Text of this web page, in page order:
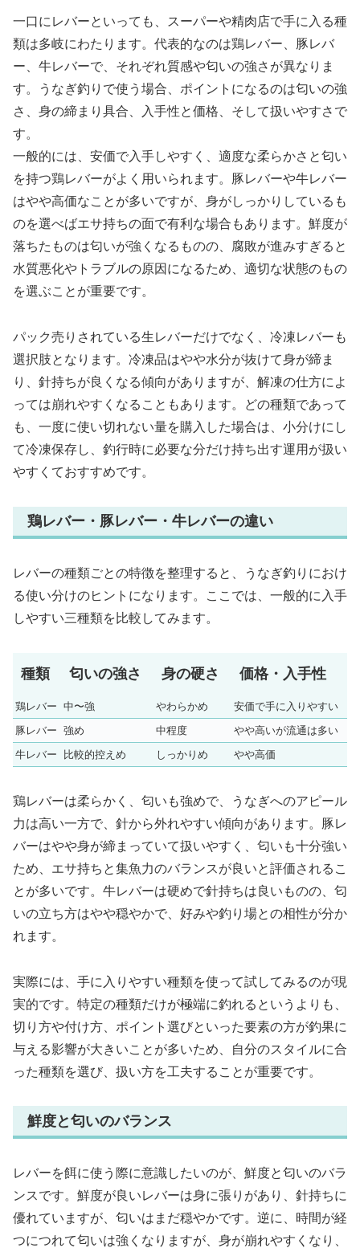
一口にレバーといっても、スーパーや精肉店で手に入る種
類は多岐にわたります。代表的なのは鶏レバー、豚レバ
ー、牛レバーで、それぞれ質感や匂いの強さが異なりま
す。うなぎ釣りで使う場合、ポイントになるのは匂いの強
さ、身の締まり具合、入手性と価格、そして扱いやすさで
す。
一般的には、安価で入手しやすく、適度な柔らかさと匂い
を持つ鶏レバーがよく用いられます。豚レバーや牛レバー
はやや高価なことが多いですが、身がしっかりしているも
のを選べばエサ持ちの面で有利な場合もあります。鮮度が
落ちたものは匂いが強くなるものの、腐敗が進みすぎると
水質悪化やトラブルの原因になるため、適切な状態のもの
を選ぶことが重要です。
パック売りされている生レバーだけでなく、冷凍レバーも
選択肢となります。冷凍品はやや水分が抜けて身が締ま
り、針持ちが良くなる傾向がありますが、解凍の仕方によ
っては崩れやすくなることもあります。どの種類であって
も、一度に使い切れない量を購入した場合は、小分けにし
て冷凍保存し、釣行時に必要な分だけ持ち出す運用が扱い
やすくておすすめです。
鶏レバー・豚レバー・牛レバーの違い
レバーの種類ごとの特徴を整理すると、うなぎ釣りにおけ
る使い分けのヒントになります。ここでは、一般的に入手
しやすい三種類を比較してみます。
種類 匂いの強さ 身の硬さ 価格・入手性
鶏レバー 中〜強 やわらかめ
安価で手に入りやすい
豚レバー 強め 中程度
やや高いが流通は多い
牛レバー
比較的控えめ しっかりめ やや高価
鶏レバーは柔らかく、匂いも強めで、うなぎへのアピール
力は高い一方で、針から外れやすい傾向があります。豚レ
バーはやや身が締まっていて扱いやすく、匂いも十分強い
ため、エサ持ちと集魚力のバランスが良いと評価されるこ
とが多いです。牛レバーは硬めで針持ちは良いものの、匂
いの立ち方はやや穏やかで、好みや釣り場との相性が分か
れます。
実際には、手に入りやすい種類を使って試してみるのが現
実的です。特定の種類だけが極端に釣れるというよりも、
切り方や付け方、ポイント選びといった要素の方が釣果に
与える影響が大きいことが多いため、自分のスタイルに合
った種類を選び、扱い方を工夫することが重要です。
鮮度と匂いのバランス
レバーを餌に使う際に意識したいのが、鮮度と匂いのバラ
ンスです。鮮度が良いレバーは身に張りがあり、針持ちに
優れていますが、匂いはまだ穏やかです。逆に、時間が経
つにつれて匂いは強くなりますが、身が崩れやすくなり、